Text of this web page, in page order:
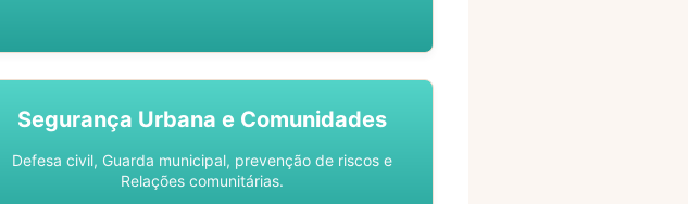
Segurança Urbana e Comunidades
Defesa civil, Guarda municipal, prevenção de riscos e
Relações comunitárias.